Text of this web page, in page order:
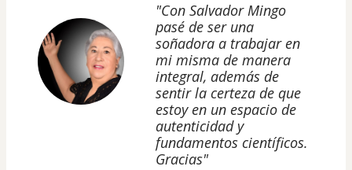
"Con Salvador Mingo
pasé de ser una
soñadora a trabajar en
mi misma de manera
integral, además de
sentir la certeza de que
estoy en un espacio de
autenticidad y
fundamentos científicos.
Gracias"